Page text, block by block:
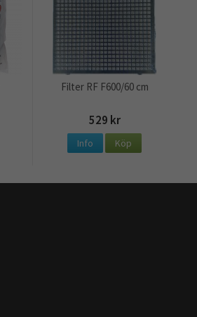
Filter RF F600/60 cm
529 kr
Info Köp